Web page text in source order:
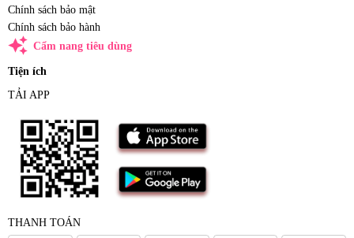
Chính sách bảo mật
Chính sách bảo hành
auto_awesome Cẩm nang tiêu dùng
Tiện ích
TẢI APP
THANH TOÁN